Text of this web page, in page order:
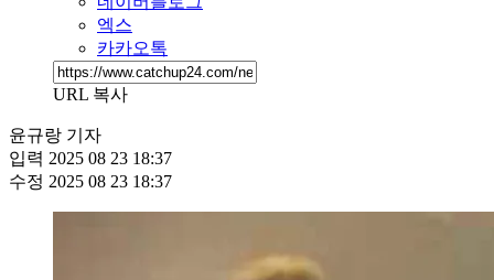
엑스
카카오톡
URL 복사
윤규랑 기자
입력 2025 08 23 18:37
수정 2025 08 23 18:37